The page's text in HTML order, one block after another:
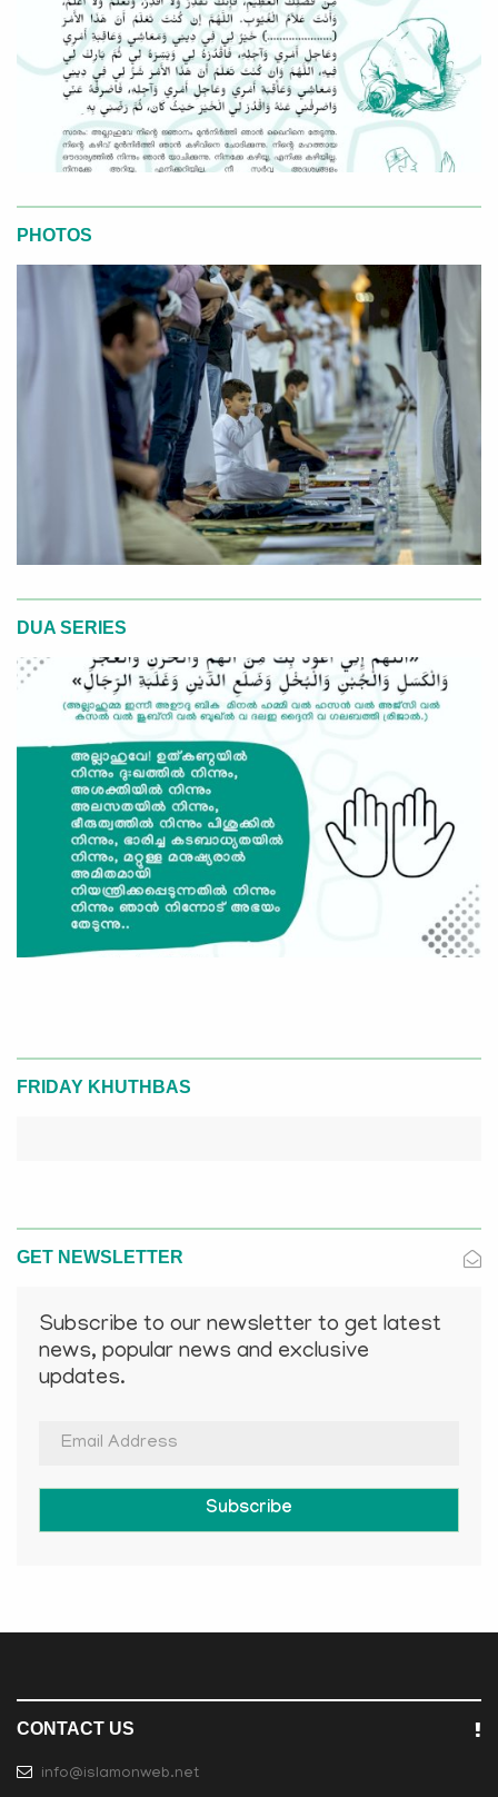
PHOTOS
DUA SERIES
FRIDAY KHUTHBAS
GET NEWSLETTER
Subscribe to our newsletter to get latest
news, popular news and exclusive
updates.
Subscribe
CONTACT US
info@islamonweb.net